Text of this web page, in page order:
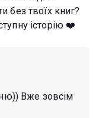
без твоїх книг?
історію ❤️
Вже зовсім